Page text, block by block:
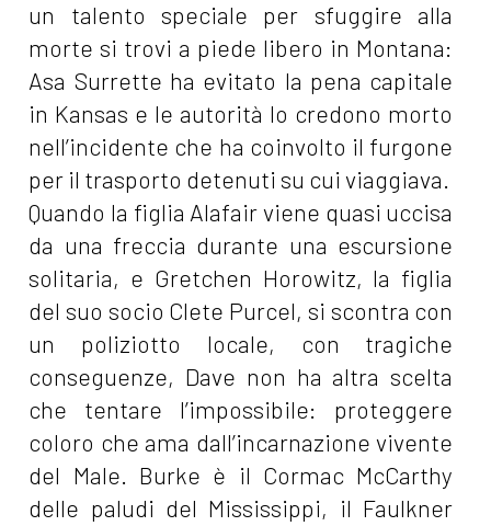
un talento speciale per sfuggire alla
morte si trovi a piede libero in Montana:
Asa Surrette ha evitato la pena capitale
in Kansas e le autorità lo credono morto
nell’incidente che ha coinvolto il furgone
per il trasporto detenuti su cui viaggiava.
Quando la figlia Alafair viene quasi uccisa
da una freccia durante una escursione
solitaria, e Gretchen Horowitz, la figlia
del suo socio Clete Purcel, si scontra con
un poliziotto locale, con tragiche
conseguenze, Dave non ha altra scelta
che tentare l’impossibile: proteggere
coloro che ama dall’incarnazione vivente
del Male. Burke è il Cormac McCarthy
delle paludi del Mississippi, il Faulkner